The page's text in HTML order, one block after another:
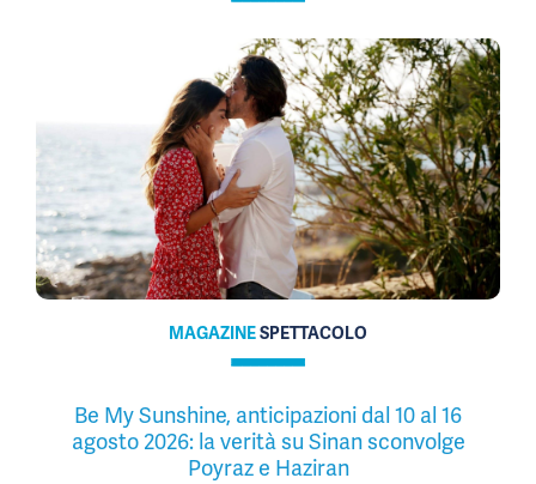
MAGAZINESPETTACOLO
Be My Sunshine, anticipazioni dal 10 al 16
agosto 2026: la verità su Sinan sconvolge
Poyraz e Haziran